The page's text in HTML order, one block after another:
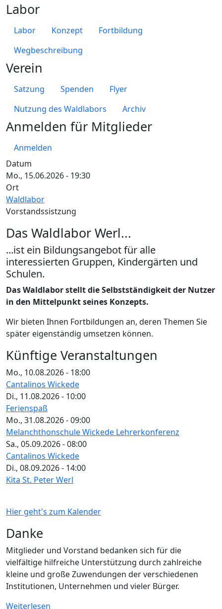
Datum
Mo., 15.06.2026 - 19:30
Ort
Waldlabor
Vorstandssistzung
Labor
Labor Konzept
Fortbildung
Wegbeschreibung
Verein
Satzung Spenden
Flyer
Nutzung des Waldlabors
Archiv
Anmelden für Mitglieder
Anmelden
Das Waldlabor Werl...
...ist ein Bildungsangebot für alle
interessierten Gruppen, Kindergärten und
Schulen.
Das Waldlabor stellt die Selbstständigkeit der Nutzer
in den Mittelpunkt seines Konzepts.
Wir bieten Ihnen Fortbildungen an, deren Themen Sie
später eigenständig umsetzen können.
Künftige Veranstaltungen
Mo., 10.08.2026 - 18:00
Cantalinos Wickede
Di., 11.08.2026 - 10:00
Ferienspaß
Mo., 31.08.2026 - 09:00
Melanchthonschule Wickede Lehrerkonferenz
Sa., 05.09.2026 - 08:00
Cantalinos Wickede
Di., 08.09.2026 - 14:00
Kita St. Peter Werl
Hier geht's zum Kalender
Danke
Mitglieder und Vorstand bedanken sich für die
vielfältige hilfreiche Unterstützung durch zahlreiche
kleine und große Zuwendungen der verschiedenen
Institutionen, Unternehmen und vieler Bürger.
Weiterlesen